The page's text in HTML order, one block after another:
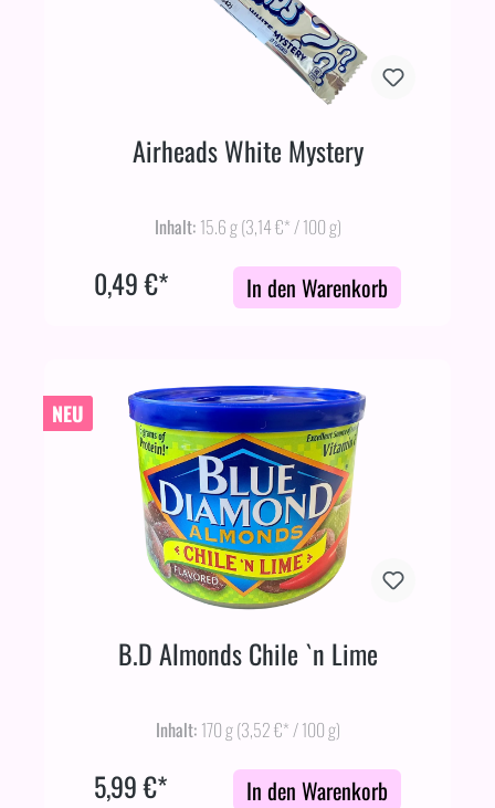
Airheads White Mystery
Inhalt: 15.6 g(3,14 €* / 100 g)
0,49 €* In den Warenkorb
NEU
B.D Almonds Chile `n Lime
Inhalt: 170 g(3,52 €* / 100 g)
5,99 €* In den Warenkorb